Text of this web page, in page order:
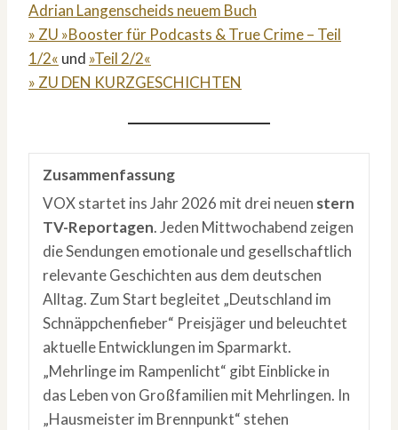
Adrian Langenscheids neuem Buch
» ZU »Booster für Podcasts & True Crime – Teil
1/2« und »Teil 2/2«
» ZU DEN KURZGESCHICHTEN
Zusammenfassung
VOX startet ins Jahr 2026 mit drei neuen stern
TV-Reportagen. Jeden Mittwochabend zeigen
die Sendungen emotionale und gesellschaftlich
relevante Geschichten aus dem deutschen
Alltag. Zum Start begleitet „Deutschland im
Schnäppchenfieber“ Preisjäger und beleuchtet
aktuelle Entwicklungen im Sparmarkt.
„Mehrlinge im Rampenlicht“ gibt Einblicke in
das Leben von Großfamilien mit Mehrlingen. In
„Hausmeister im Brennpunkt“ stehen